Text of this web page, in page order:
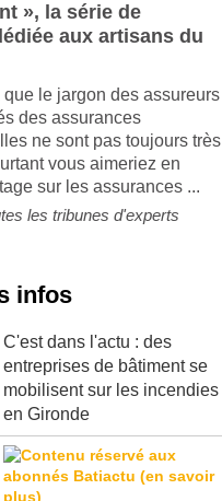
», la série de
aux artisans du
que le jargon des assureurs
des assurances
ne sont pas toujours très
vous aimeriez en
sur les assurances ...
les tribunes d'experts
infos
C'est dans l'actu : des
entreprises de bâtiment se
mobilisent sur les incendies
en Gironde